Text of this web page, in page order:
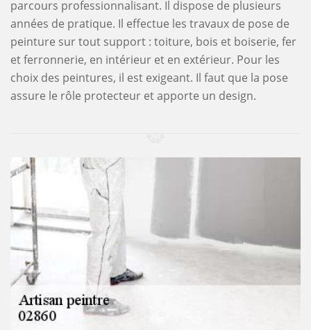
parcours professionnalisant. Il dispose de plusieurs
années de pratique. Il effectue les travaux de pose de
peinture sur tout support : toiture, bois et boiserie, fer
et ferronnerie, en intérieur et en extérieur. Pour les
choix des peintures, il est exigeant. Il faut que la pose
assure le rôle protecteur et apporte un design.